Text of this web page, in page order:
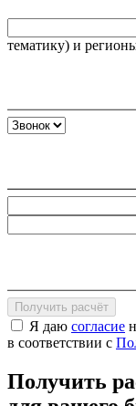
тематику) и
Получить расчёт
Я даю согласие
в соответствии с
Получить